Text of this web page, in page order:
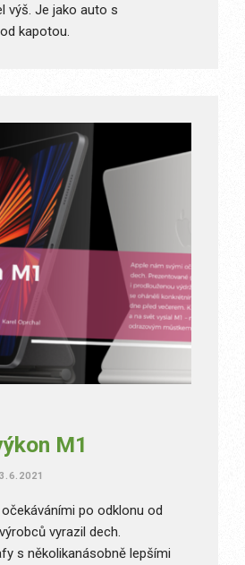
výš. Je jako auto s
kapotou.
M1
3.6.2021
po odklonu od
vyrazil dech.
s několikanásobně lepšími